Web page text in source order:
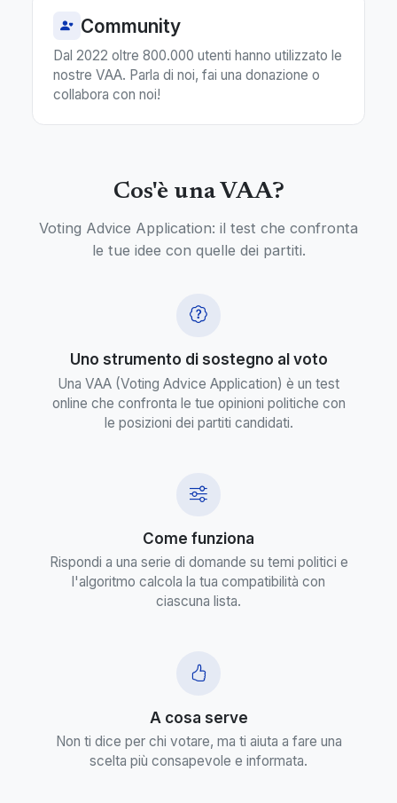
Community
Dal 2022 oltre 800.000 utenti hanno utilizzato le
nostre VAA. Parla di noi, fai una donazione o
collabora con noi!
Cos'è una VAA?
Voting Advice Application: il test che confronta
le tue idee con quelle dei partiti.
Uno strumento di sostegno al voto
Una VAA (Voting Advice Application) è un test
online che confronta le tue opinioni politiche con
le posizioni dei partiti candidati.
Come funziona
Rispondi a una serie di domande su temi politici e
l'algoritmo calcola la tua compatibilità con
ciascuna lista.
A cosa serve
Non ti dice per chi votare, ma ti aiuta a fare una
scelta più consapevole e informata.